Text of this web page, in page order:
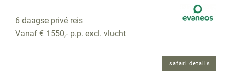
6 daagse privé reis
Vanaf € 1550,- p.p. excl. vlucht
safari details